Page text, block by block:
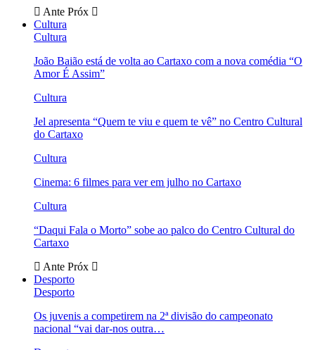
Ante Próx
Cultura
Cultura
João Baião está de volta ao Cartaxo com a nova comédia “O
Amor É Assim”
Cultura
Jel apresenta “Quem te viu e quem te vê” no Centro Cultural
do Cartaxo
Cultura
Cinema: 6 filmes para ver em julho no Cartaxo
Cultura
“Daqui Fala o Morto” sobe ao palco do Centro Cultural do
Cartaxo
Ante Próx
Desporto
Desporto
Os juvenis a competirem na 2ª divisão do campeonato
nacional “vai dar-nos outra…